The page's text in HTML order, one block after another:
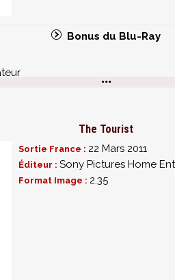
Bonus du Blu-Ray
in Venice, Canal Chats etTourist
The Tourist
Sortie France : 22 Mars 2011
Éditeur : Sony Pictures Home
Format Image : 2.35